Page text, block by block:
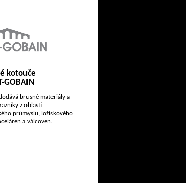
kotouče
GOBAIN
brusné materiály a
z oblasti
průmyslu, ložiskového
a válcoven.